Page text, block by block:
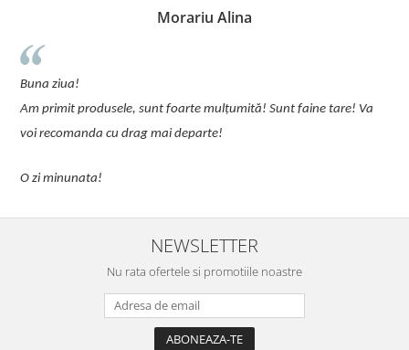
Morariu Alina
Buna ziua!
Am primit produsele, sunt foarte mulțumită! Sunt faine tare! Va
voi recomanda cu drag mai departe!
O zi minunata!
NEWSLETTER
Nu rata ofertele si promotiile noastre